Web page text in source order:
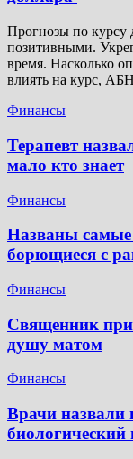
Прогнозы по курсу
позитивными.
время. Насколько
влиять на курс,
Финансы
Терапевт
мало кто знает
Финансы
Названы самые
борющиеся с
Финансы
Священник
душу матом
Финансы
Врачи назвали
биологический